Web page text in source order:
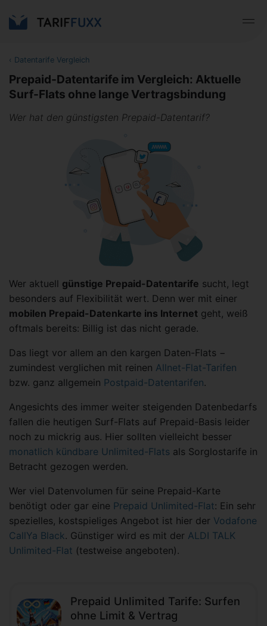
‹ Datentarife Vergleich
Prepaid-Datentarife im Vergleich: Aktuelle
Surf-Flats ohne lange Vertragsbindung
Wer hat den günstigsten Prepaid-Datentarif?
Wer aktuell günstige Prepaid-Datentarife sucht, legt
besonders auf Flexibilität wert. Denn wer mit einer
mobilen Prepaid-Datenkarte ins Internet geht, weiß
oftmals bereits: Billig ist das nicht gerade.
Das liegt vor allem an den kargen Daten-Flats −
zumindest verglichen mit reinen Allnet-Flat-Tarifen
bzw. ganz allgemein Postpaid-Datentarifen.
Angesichts des immer weiter steigenden Datenbedarfs
fallen die heutigen Surf-Flats auf Prepaid-Basis leider
noch zu mickrig aus. Hier sollten vielleicht besser
monatlich kündbare Unlimited-Flats als Sorglostarife in
Betracht gezogen werden.
Wer viel Datenvolumen für seine Prepaid-Karte
benötigt oder gar eine Prepaid Unlimited-Flat: Ein sehr
spezielles, kostspieliges Angebot ist hier der Vodafone
CallYa Black. Günstiger wird es mit der ALDI TALK
Unlimited-Flat (testweise angeboten).
Prepaid Unlimited Tarife: Surfen
ohne Limit & Vertrag